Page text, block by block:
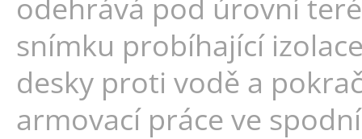
odehrává pod úrovní
snímku probíhající
desky proti vodě a
armovací práce ve